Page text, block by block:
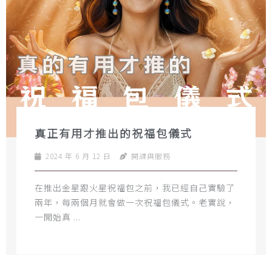
真正有用才推出的祝福包儀式
2024 年 6 月 12 日 開課與服務
​在推出金星跟火星祝福包之前，我已經自己實驗了
兩年，每兩個月就會做一次祝福包儀式。​老實說，
一開始真 ...